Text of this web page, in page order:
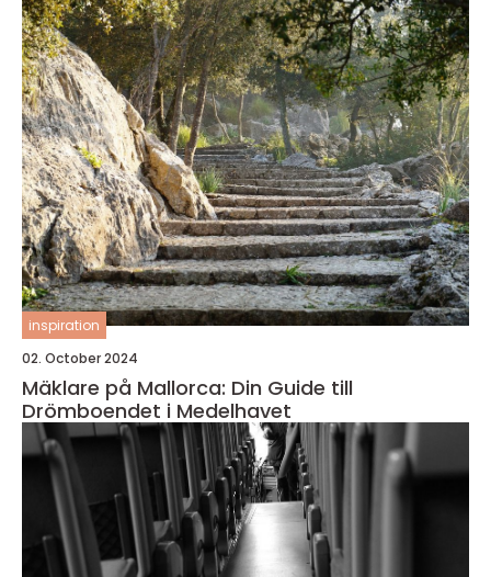
inspiration
02. October 2024
Mäklare på Mallorca: Din Guide till
Drömboendet i Medelhavet